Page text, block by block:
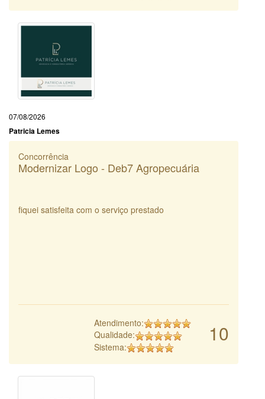
07/08/2026
Patricia Lemes
Concorrência
Modernizar Logo - Deb7 Agropecuária
fiquei satisfeita com o serviço prestado
10
Atendimento:
Qualidade:
Sistema: